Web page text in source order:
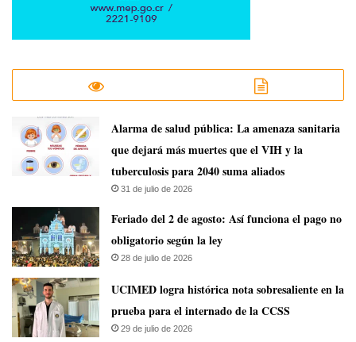
​Alarma de salud pública: La amenaza sanitaria
que dejará más muertes que el VIH y la
tuberculosis para 2040 suma aliados
31 de julio de 2026
Feriado del 2 de agosto: Así funciona el pago no
obligatorio según la ley
28 de julio de 2026
UCIMED logra histórica nota sobresaliente en la
prueba para el internado de la CCSS
29 de julio de 2026